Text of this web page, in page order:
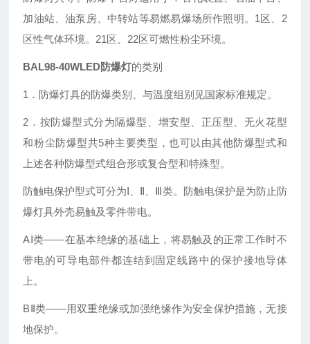
加油站、油泵房、中转站等易燃易爆场所作照明。1区、2
区性气体环境。21区、22区可燃性粉尘环境。
BAL98-40WLED防爆灯的类别
1．防爆灯具的防爆类别、与温度组别见国家标准规定。
2．按防爆型式分为隔爆型、增安型、正压型、无火花型
和粉尘防爆型共5种主要类型，也可以由其他防爆型式和
上述各种防爆型式组合形或复合型和特殊型。
防触电保护型式可分为Ⅰ、Ⅱ、Ⅲ类。防触电保护是为防止防
爆灯具外壳易触及零件带电。
AⅠ类——在基本绝缘的基础上，将易触及的正常工作时不
带电的可导电部件都连结到固定线路中的保护接地导体
上。
BⅡ类——用双重绝缘或加强绝缘作为安全保护措施，无接
地保护。